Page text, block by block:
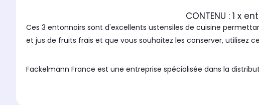
CONTENU : 1 x
Ces 3 entonnoirs sont d'excellents ustensiles de cuisine
et jus de fruits frais et que vous souhaitez les conserver, utilisez
Fackelmann France est une entreprise spécialisée dans la
L'entreprise tente d'apporter une certaine facilité dans la façon